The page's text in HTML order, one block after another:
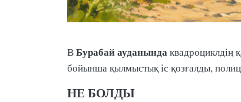
ВБурабай ауданындаквадроциклдің
бойынша қылмыстық іс қозғалды,
НЕ БОЛДЫ